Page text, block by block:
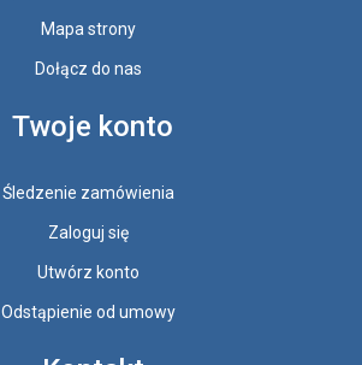
Mapa strony
Dołącz do nas
Twoje konto
Śledzenie zamówienia
Zaloguj się
Utwórz konto
Odstąpienie od umowy